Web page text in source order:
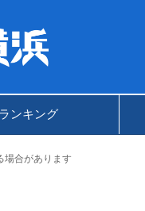
ランキング
場合があります